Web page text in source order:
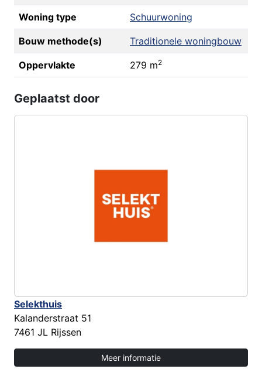
Woning type Schuurwoning
Bouw methode(s) Traditionele woningbouw
Oppervlakte 279 m2
Geplaatst door
Selekthuis
Kalanderstraat 51
7461 JL Rijssen
Meer informatie